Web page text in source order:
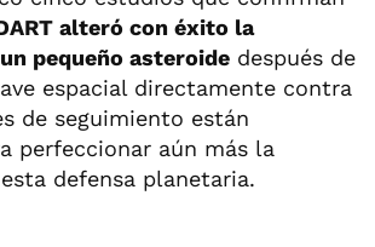
alteró con éxito la
pequeño asteroide después de
espacial directamente contra
de seguimiento están
perfeccionar aún más la
defensa planetaria.